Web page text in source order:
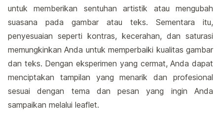
untuk memberikan sentuhan artistik atau mengubah
suasana pada gambar atau teks. Sementara itu,
penyesuaian seperti kontras, kecerahan, dan saturasi
memungkinkan Anda untuk memperbaiki kualitas gambar
dan teks. Dengan eksperimen yang cermat, Anda dapat
menciptakan tampilan yang menarik dan profesional
sesuai dengan tema dan pesan yang ingin Anda
sampaikan melalui leaflet.